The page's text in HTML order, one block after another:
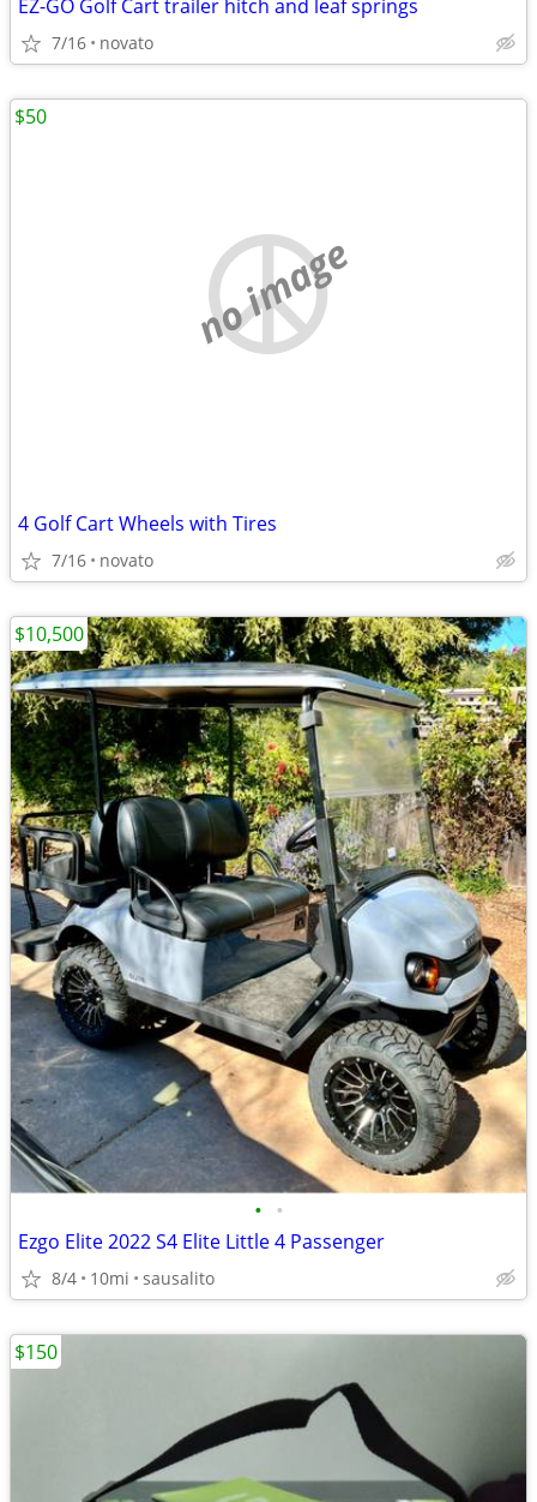
EZ-GO Golf Cart trailer hitch and leaf springs
7/16 novato
no image
4 Golf Cart Wheels with Tires
7/16 novato
$50
• •
Ezgo Elite 2022 S4 Elite Little 4 Passenger
8/4 10mi sausalito
$10,500
$150